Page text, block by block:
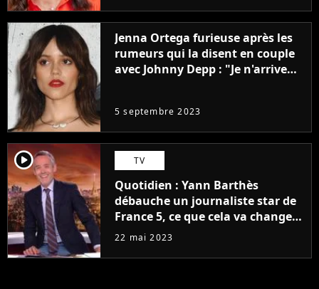
Jenna Ortega furieuse après les
rumeurs qui la disent en couple
avec Johnny Depp : "Je n'arrive
5 septembre 2023
player2 TV
Quotidien : Yann Barthès
débauche un journaliste star de
France 5, ce que cela va changer
à la rentrée
22 mai 2023